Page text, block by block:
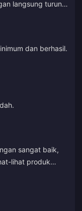
langsung turun
saya sangat
dan berhasil.
sangat baik,
lihat produk
dari yang lain